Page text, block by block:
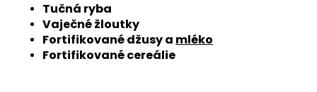
Tučná ryba
Vaječné žloutky
Fortifikované džusy a mléko
Fortifikované cereálie